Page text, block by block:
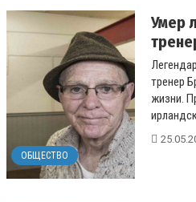
ОБЩЕСТВО
Умер
тренер
жизни.